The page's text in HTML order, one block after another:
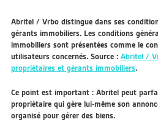
Abritel / Vrbo distingue dans ses
gérants immobiliers. Les conditions
immobiliers sont présentées comme le
utilisateurs concernés. Source : Abritel /
propriétaires et gérants immobiliers.
Ce point est important : Abritel peut
propriétaire qui gère lui-même son
organisé pour gérer des biens.